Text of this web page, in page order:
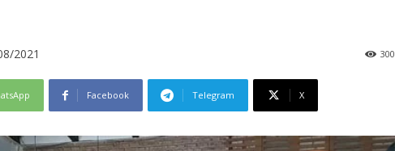
2021 300
Facebook Telegram X